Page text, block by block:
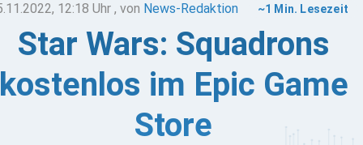
12:18 Uhr , von News-Redaktion ~1 Min. Lesezeit
Star Wars: Squadrons
im Epic Game
Store